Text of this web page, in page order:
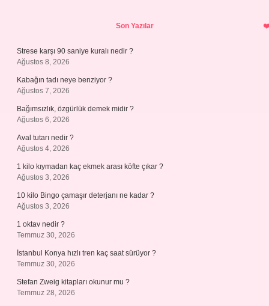
Son Yazılar
Strese karşı 90 saniye kuralı nedir ?
Ağustos 8, 2026
Kabağın tadı neye benziyor ?
Ağustos 7, 2026
Bağımsızlık, özgürlük demek midir ?
Ağustos 6, 2026
Aval tutarı nedir ?
Ağustos 4, 2026
1 kilo kıymadan kaç ekmek arası köfte çıkar ?
Ağustos 3, 2026
10 kilo Bingo çamaşır deterjanı ne kadar ?
Ağustos 3, 2026
1 oktav nedir ?
Temmuz 30, 2026
İstanbul Konya hızlı tren kaç saat sürüyor ?
Temmuz 30, 2026
Stefan Zweig kitapları okunur mu ?
Temmuz 28, 2026